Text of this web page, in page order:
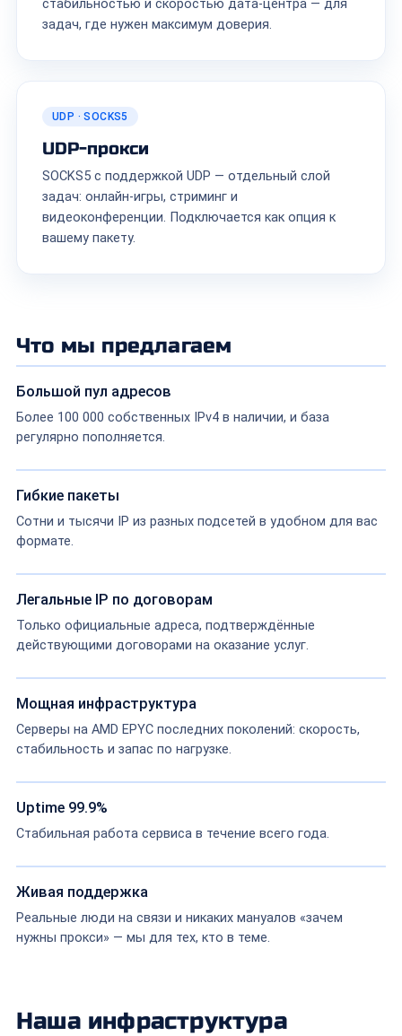
стабильностью и скоростью дата-центра — для
задач, где нужен максимум доверия.
UDP · SOCKS5
UDP-прокси
SOCKS5 с поддержкой UDP — отдельный слой
задач: онлайн-игры, стриминг и
видеоконференции. Подключается как опция к
вашему пакету.
Что мы предлагаем
Большой пул адресов
Более 100 000 собственных IPv4 в наличии, и база
регулярно пополняется.
Гибкие пакеты
Сотни и тысячи IP из разных подсетей в удобном для вас
формате.
Легальные IP по договорам
Только официальные адреса, подтверждённые
действующими договорами на оказание услуг.
Мощная инфраструктура
Серверы на AMD EPYC последних поколений: скорость,
стабильность и запас по нагрузке.
Uptime 99.9%
Стабильная работа сервиса в течение всего года.
Живая поддержка
Реальные люди на связи и никаких мануалов «зачем
нужны прокси» — мы для тех, кто в теме.
Наша инфраструктура